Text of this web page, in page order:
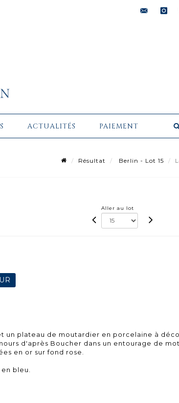
ACTUALITÉS PAIEMENT
Résultat Berlin - Lot 15
Aller au lot
un plateau de moutardier en porcelaine à
d'après Boucher dans un entourage de
en or sur fond rose.
bleu.